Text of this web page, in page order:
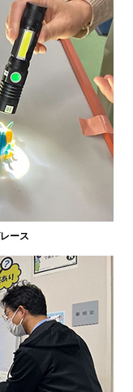
ース